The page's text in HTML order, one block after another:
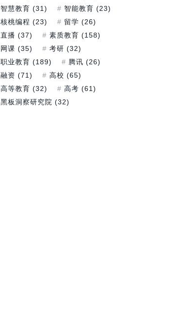
智慧教育 (31) 智能教育 (23)
核桃编程 (23) 留学 (26)
直播 (37) 素质教育 (158)
网课 (35) 考研 (32)
职业教育 (189) 腾讯 (26)
融资 (71) 高校 (65)
高等教育 (32) 高考 (61)
黑板洞察研究院 (32)